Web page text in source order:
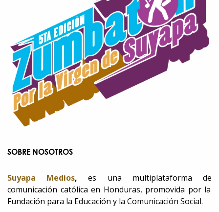
SOBRE NOSOTROS
Suyapa Medios, es una multiplataforma de
comunicación católica en Honduras, promovida por la
Fundación para la Educación y la Comunicación Social.